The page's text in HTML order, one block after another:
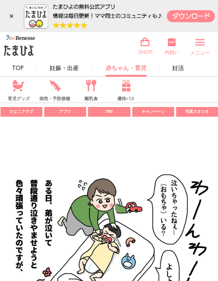
×
TOP 妊娠・出産 赤ちゃん・育児 妊活
SHOP 内祝い メニュー
育児グッズ 病気・予防接種 離乳食 優待パス
ひよこクラブ アプリ SNS キャンペーン 写真スタジオ